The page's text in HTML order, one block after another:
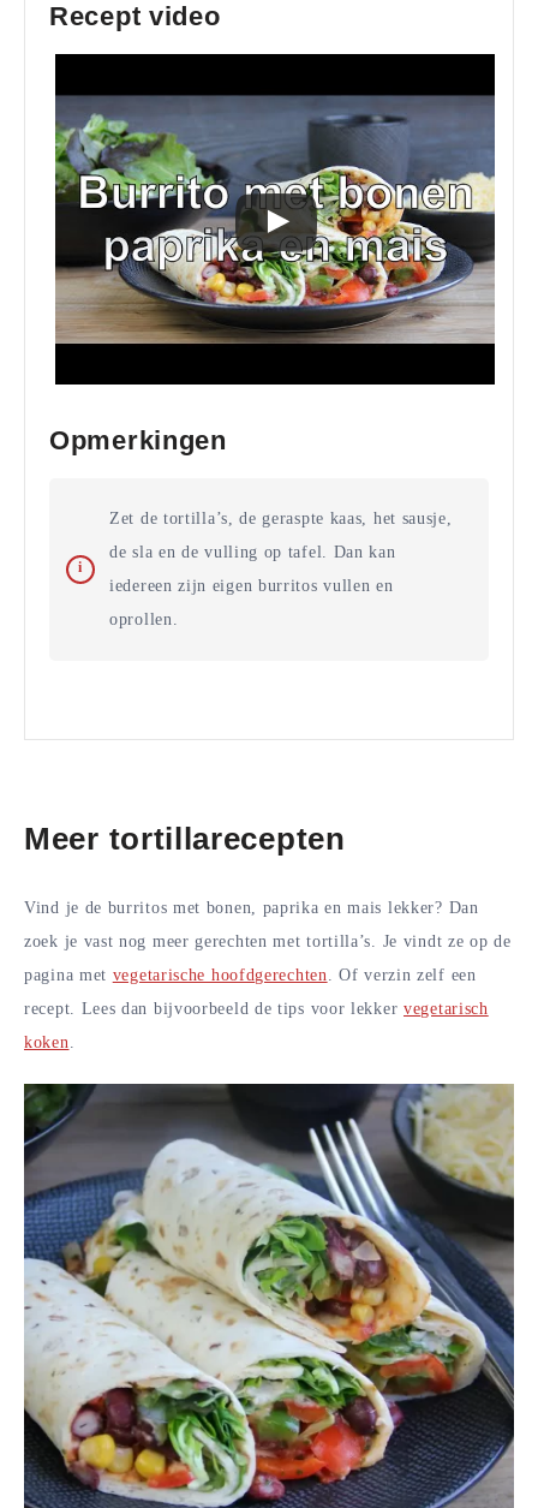
Recept video
Opmerkingen
Zet de tortilla’s, de geraspte kaas, het sausje,
de sla en de vulling op tafel. Dan kan
iedereen zijn eigen burritos vullen en
oprollen.
Meer tortillarecepten
Vind je de burritos met bonen, paprika en mais lekker? Dan
zoek je vast nog meer gerechten met tortilla’s. Je vindt ze op de
pagina met vegetarische hoofdgerechten
. Of verzin zelf een
recept. Lees dan bijvoorbeeld de tips voor lekkervegetarisch
koken